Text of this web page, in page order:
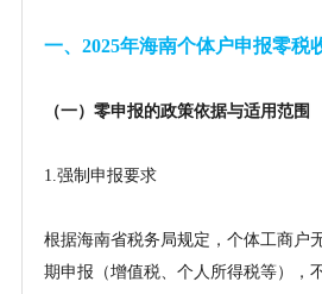
一、 2025年海南个体户申报零税
（一）零申报的政策依据与适用范围
1.强制申报要求
根据海南省税务局规定，个体工商户
期申报（增值税、个人所得税等），